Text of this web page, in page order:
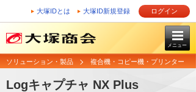
大塚IDとは 大塚ID新規登録 ログイン
メニュー
ソリューション・製品 複合機・コピー機・プリンター
Logキャプチャ NX Plus